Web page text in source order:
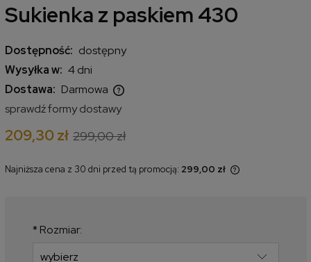
Sukienka z paskiem 430
Dostępność: dostępny
Wysyłka w: 4 dni
Dostawa: Darmowa
Cena nie zawiera ewentualnych kosztów płatności
sprawdź formy dostawy
209,30 zł 299,00 zł
Najniższa cena z 30 dni przed tą promocją: 299,00 zł
* Rozmiar: